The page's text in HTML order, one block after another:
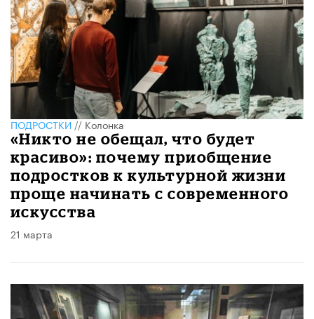
ПОДРОСТКИ//Колонка
«Никто не обещал, что будет
красиво»: почему приобщение
подростков к культурной жизни
проще начинать с современного
искусства
21 марта